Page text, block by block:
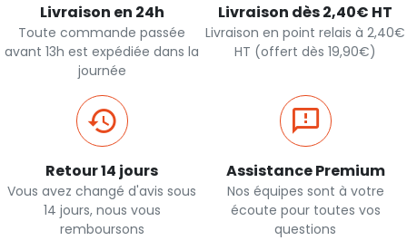
Livraison en 24h
Toute commande passée
avant 13h est expédiée dans la
journée
Livraison dès 2,40€ HT
Livraison en point relais à 2,40€
HT (offert dès 19,90€)
Retour 14 jours
Vous avez changé d'avis sous
14 jours, nous vous
remboursons
Assistance Premium
Nos équipes sont à votre
écoute pour toutes vos
questions